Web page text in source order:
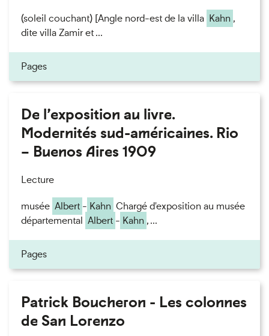
(soleil couchant) [Angle nord-est de la villa Kahn ,
dite villa Zamir et ...
Pages
De l’exposition au livre.
Modernités sud-américaines. Rio
– Buenos Aires 1909
Lecture
musée Albert - Kahn Chargé d'exposition au musée
départemental Albert - Kahn , ...
Pages
Patrick Boucheron - Les colonnes
de San Lorenzo